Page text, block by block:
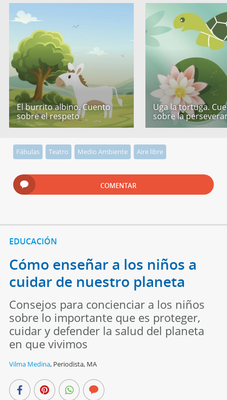
El burrito albino. Cuento
sobre el respeto
Uga la tortuga.
sobre la
Fábulas Teatro Medio Ambiente Aire libre
COMENTAR
EDUCACIÓN
Cómo enseñar a los niños a
cuidar de nuestro planeta
Consejos para concienciar a los niños
sobre lo importante que es proteger,
cuidar y defender la salud del planeta
en que vivimos
Vilma Medina, Periodista, MA